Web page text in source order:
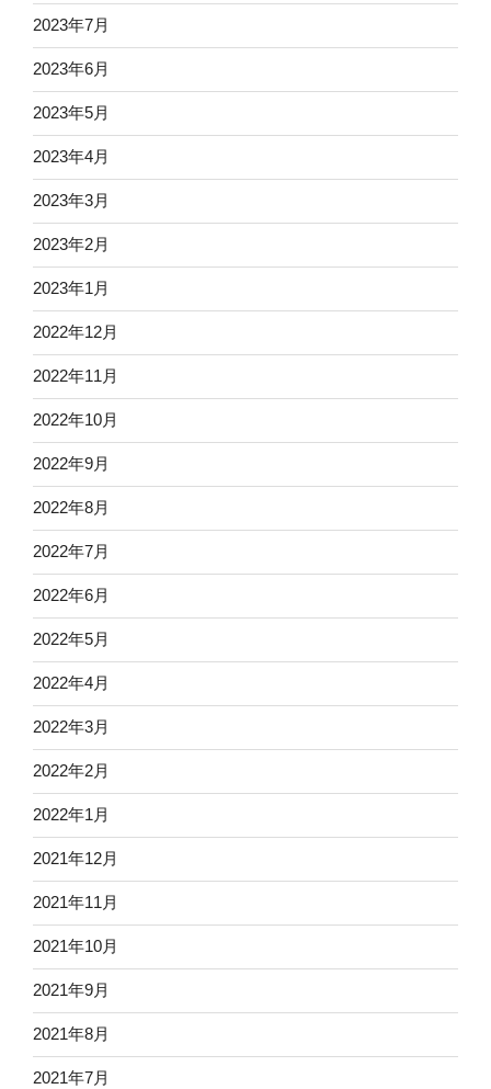
2023年7月
2023年6月
2023年5月
2023年4月
2023年3月
2023年2月
2023年1月
2022年12月
2022年11月
2022年10月
2022年9月
2022年8月
2022年7月
2022年6月
2022年5月
2022年4月
2022年3月
2022年2月
2022年1月
2021年12月
2021年11月
2021年10月
2021年9月
2021年8月
2021年7月